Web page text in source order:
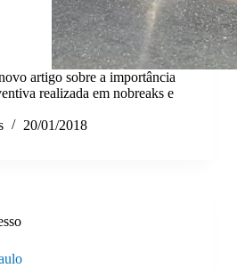
artigo sobre a importância
realizada em nobreaks e
20/01/2018